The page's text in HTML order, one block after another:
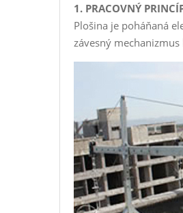
1. PRACOVNÝ
Plošina je poháňaná
závesný